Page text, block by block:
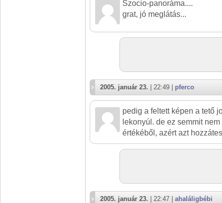
Szocio-panoráma....
grat, jó meglátás...
2005. január 23. | 22:49 | pferco
pedig a feltett képen a tető
lekonyúl. de ez semmit
értékéből, azért azt
2005. január 23. | 22:47 | ahaláligbébi